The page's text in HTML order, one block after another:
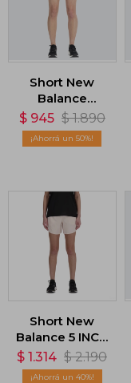
Short New
Balance
Accelerate 2.5
inch - Rojo
$ 945 $ 1.890
50
Short New
Balance 5 INCH
- Rosa
$ 1.314 $ 2.190
40